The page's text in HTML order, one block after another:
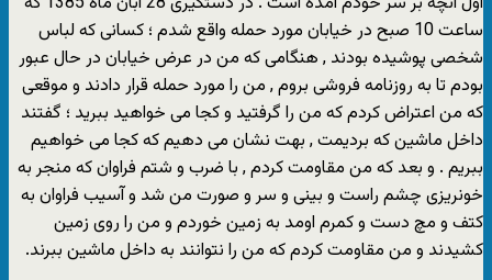
ساعت 10 صبح در خیابان مورد حمله واقع شدم ؛ کسانی که لباس
شخصی پوشیده بودند , هنگامی که من در عرض خیابان در حال عبور
بودم تا به روزنامه فروشی بروم , من را مورد حمله قرار دادند و موقعی
که من اعتراض کردم که من را گرفتید و کجا می خواهید ببرید ؛ گفتند
داخل ماشین که بردیمت , بهت نشان می دهیم که کجا می خواهیم
ببریم . و بعد که من مقاومت کردم , با ضرب و شتم فراوان که منجر به
خونریزی چشم راست و بینی و سر و صورت من شد و آسیب فراوان به
کتف و مچ دست و کمرم اومد به زمین خوردم و من را روی زمین
کشیدند و من مقاومت کردم که من را نتوانند به داخل ماشین ببرند.